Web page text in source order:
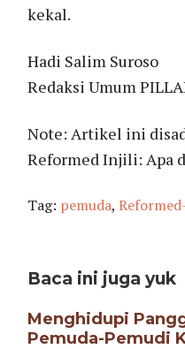
kekal.
Hadi Salim Suroso
Redaksi Umum
Note: Artikel ini
Reformed Injili: Apa
Tag: pemuda,
Baca ini juga yuk
Menghidupi
Pemuda-Pemudi